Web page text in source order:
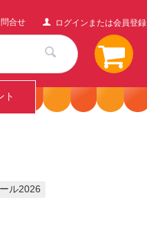
ログインまたは会員登録
合せ
ト
ル2026